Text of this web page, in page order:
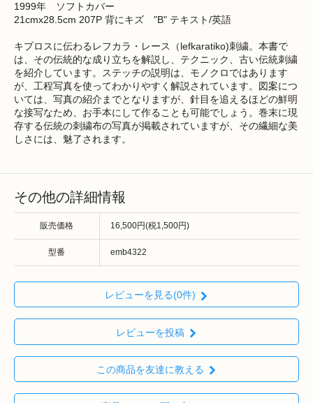
1999年 ソフトカバー
21cmx28.5cm 207P 背にキズ "B" テキスト/英語
キプロスに伝わるレフカラ・レース（lefkaratiko)刺繍。本書で
は、その伝統的な成り立ちを解説し、テクニック、古い伝統刺繍
を紹介しています。ステッチの説明は、モノクロではあります
が、工程写真を使ってわかりやすく解説されています。図案につ
いては、写真の紹介までとなりますが、針目を追えるほどの鮮明
な接写なため、お手本にして作ることも可能でしょう。巻末に現
存する伝統の刺繍布の写真が掲載されていますが、その繊細な美
しさには、魅了されます。
その他の詳細情報
販売価格 16,500円(税1,500円)
型番 emb4322
レビューを見る(0件)
レビューを投稿
この商品を友達に教える